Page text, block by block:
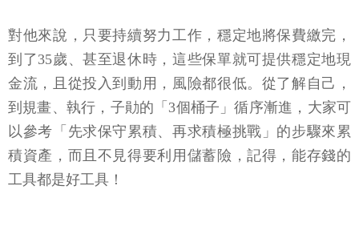
對他來說，只要持續努力工作，穩定地將保費繳完，
到了35歲、甚至退休時，這些保單就可提供穩定地現
金流，且從投入到動用，風險都很低。從了解自己，
到規畫、執行，子勛的「3個桶子」循序漸進，大家可
以參考「先求保守累積、再求積極挑戰」的步驟來累
積資產，而且不見得要利用儲蓄險，記得，能存錢的
工具都是好工具！